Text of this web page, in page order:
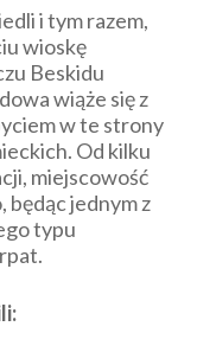
i tym razem,
wioskę
Beskidu
wiąże się z
w te strony
Od kilku
miejscowość
będąc jednym z
typu